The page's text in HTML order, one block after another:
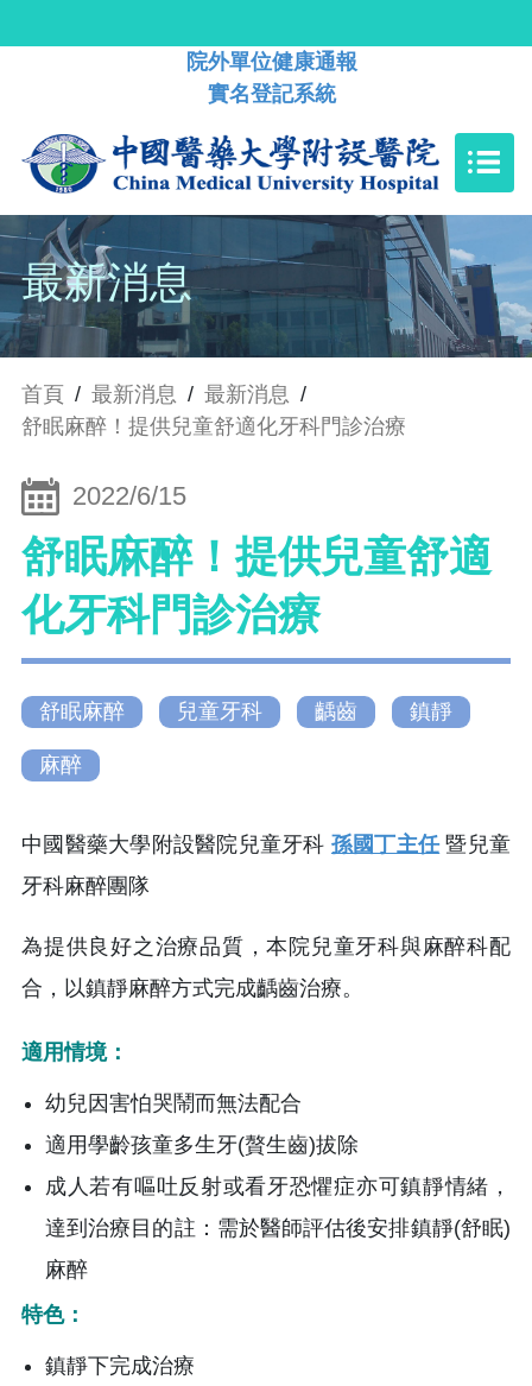
院外單位健康通報
實名登記系統
最新消息
首頁 / 最新消息 / 最新消息 /
舒眠麻醉！提供兒童舒適化牙科門診治療
2022/6/15
舒眠麻醉！提供兒童舒適
化牙科門診治療
舒眠麻醉 兒童牙科 齲齒 鎮靜
麻醉
中國醫藥大學附設醫院兒童牙科 孫國丁主任暨兒童
牙科麻醉團隊
為提供良好之治療品質，本院兒童牙科與麻醉科配
合，以鎮靜麻醉方式完成齲齒治療。
適用情境：
幼兒因害怕哭鬧而無法配合
適用學齡孩童多生牙(贅生齒)拔除
成人若有嘔吐反射或看牙恐懼症亦可鎮靜情緒，
達到治療目的註：需於醫師評估後安排鎮靜(舒眠)
麻醉
特色：
鎮靜下完成治療